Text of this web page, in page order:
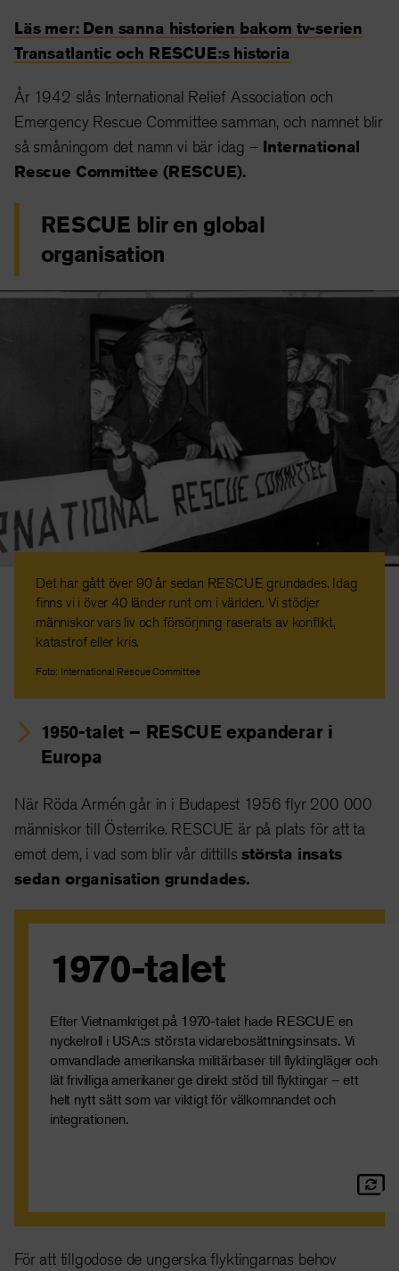
Läs mer: Den sanna historien bakom tv-serien
Transatlantic och RESCUE:s historia
År 1942 slås International Relief Association och
Emergency Rescue Committee samman, och namnet blir
så småningom det namn vi bär idag – International
Rescue Committee (RESCUE).
RESCUE blir en global
organisation
Det har gått över 90 år sedan RESCUE grundades. Idag
finns vi i över 40 länder runt om i världen. Vi stödjer
människor vars liv och försörjning raserats av konflikt,
katastrof eller kris.
Foto: International Rescue Committee
1950-talet – RESCUE expanderar i
Europa
När Röda Armén går in i Budapest 1956 flyr 200 000
människor till Österrike. RESCUE är på plats för att ta
emot dem, i vad som blir vår dittills största insats
sedan organisation grundades.
1970-talet
Efter Vietnamkriget på 1970-talet hade RESCUE en
nyckelroll i USA:s största vidarebosättningsinsats. Vi
omvandlade amerikanska militärbaser till flyktingläger och
lät frivilliga amerikaner ge direkt stöd till flyktingar – ett
helt nytt sätt som var viktigt för välkomnandet och
integrationen.
År 1975 hade RESCUE öppnat 16 kontor för
vidarebosättning på olika platser i USA, för att hjälpa
Läs mer: Vad är vidarebosättning?
För att tillgodose de ungerska flyktingarnas behov